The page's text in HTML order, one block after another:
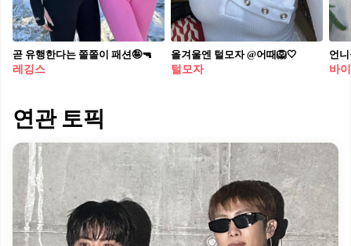
곧 유행한다는 쫄쫄이 패션🤪🔫
레깅스
올겨울엔 털모자 @어때🦁🤍
털모자
언
바
연관 토픽